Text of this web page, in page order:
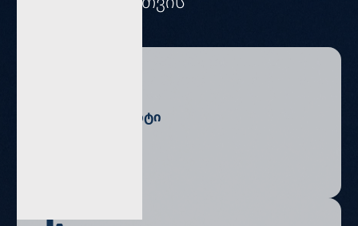
წლიური რეპორტი